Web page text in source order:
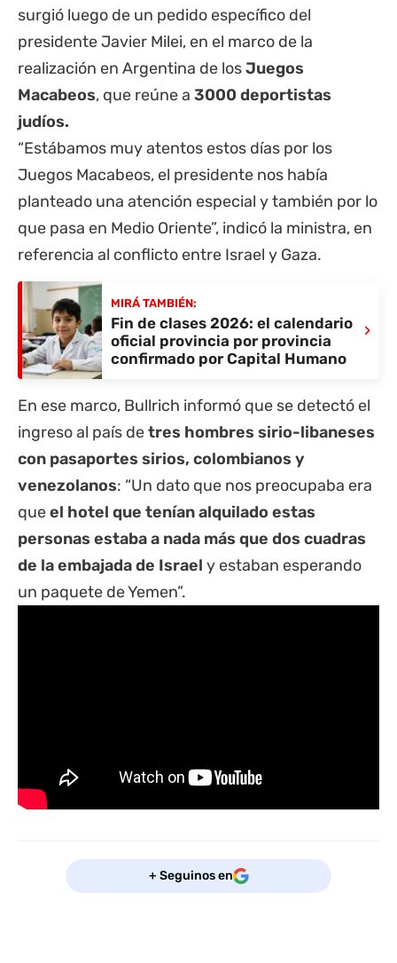
surgió luego de un pedido específico del
presidente Javier Milei, en el marco de la
realización en Argentina de losJuegos
Macabeos, que reúne a 3000 deportistas
judíos.
“Estábamos muy atentos estos días por los
Juegos Macabeos, el presidente nos había
planteado una atención especial y también por lo
que pasa en Medio Oriente”, indicó la ministra, en
referencia al conflicto entre Israel y Gaza.
MIRÁ TAMBIÉN:
Fin de clases 2026: el calendario
oficial provincia por provincia
confirmado por Capital Humano
›
En ese marco, Bullrich informó que se detectó el
ingreso al país detres hombres sirio-libaneses
con pasaportes sirios, colombianos y
venezolanos: “Un dato que nos preocupaba era
queel hotel que tenían alquilado estas
personas estaba a nada más que dos cuadras
de la embajada de Israel y estaban esperando
un paquete de Yemen”.
+ Seguinos en